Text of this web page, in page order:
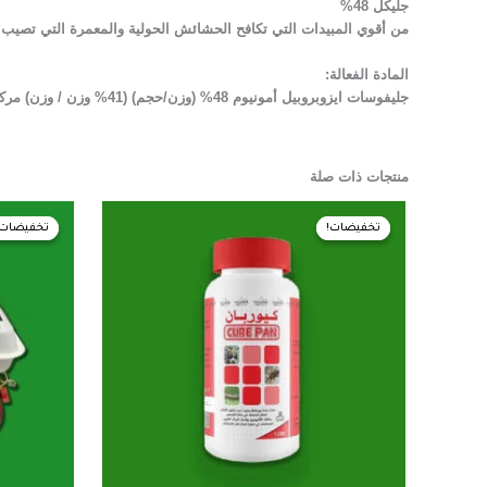
جليكل 48%
من أقوي المبيدات التي تكافح الحشائش الحولية والمعمرة التي تصيب
المادة الفعالة:
جليفوسات ايزوبروبيل أمونيوم 48% (وزن/حجم) (41% وزن / وزن) مركز قابل للذوبان في الماء
منتجات ذات صلة
تخفيضات!
تخفيضات!
السعر
الأصلي
هو:
السعر
هو: